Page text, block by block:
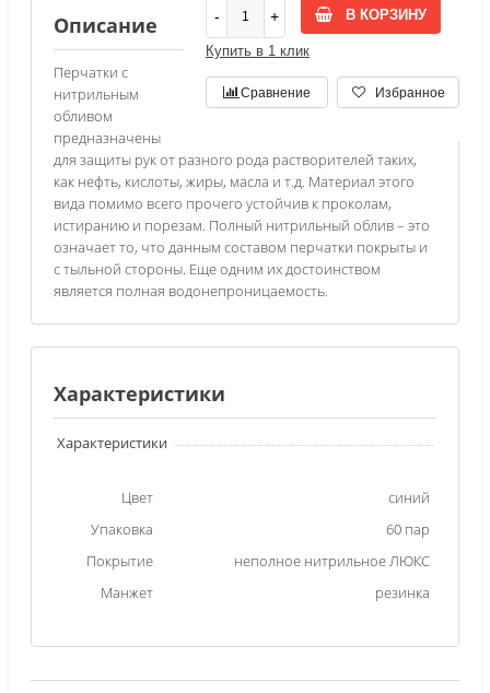
В КОРЗИНУ
Купить в 1 клик
Сравнение Избранное
Описание
Перчатки с
нитрильным
обливом
предназначены
для защиты рук от разного рода растворителей таких,
как нефть, кислоты, жиры, масла и т.д. Материал этого
вида помимо всего прочего устойчив к проколам,
истиранию и порезам. Полный нитрильный облив – это
означает то, что данным составом перчатки покрыты и
с тыльной стороны. Еще одним их достоинством
является полная водонепроницаемость.
Характеристики
Характеристики
Цвет
синий
Упаковка
60 пар
Покрытие
неполное нитрильное ЛЮКС
Манжет
резинка